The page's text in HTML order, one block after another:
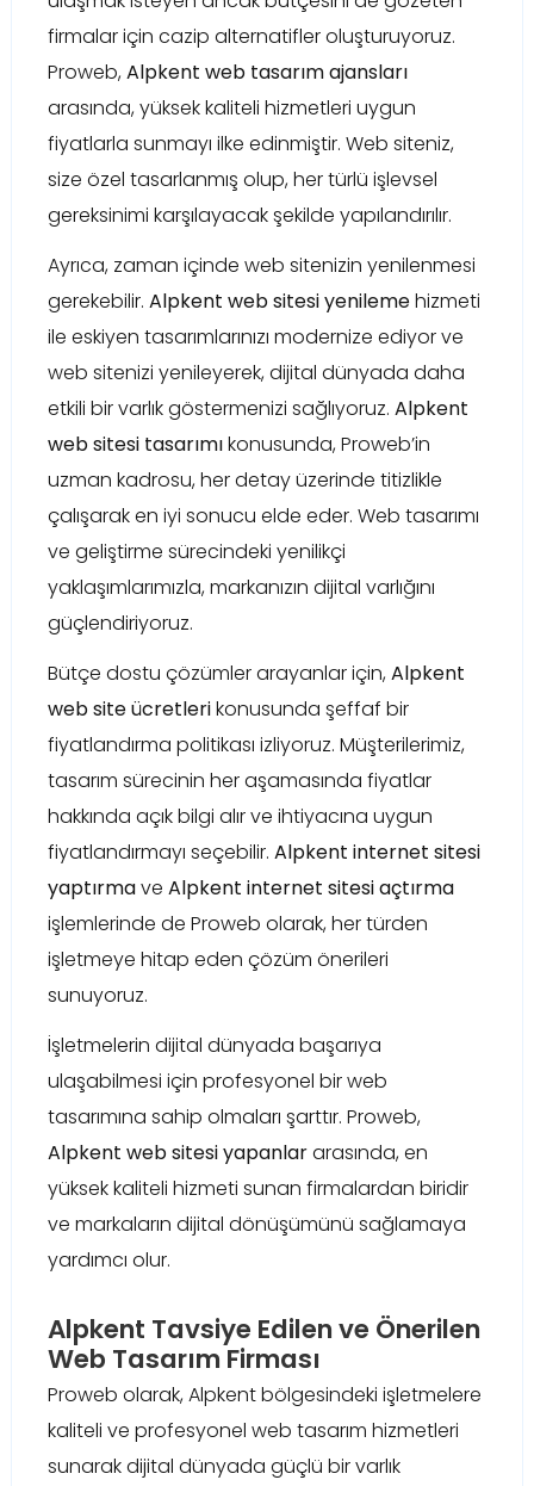
firmalar için cazip alternatifler oluşturuyoruz.
Proweb,Alpkent web tasarım ajansları
arasında, yüksek kaliteli hizmetleri uygun
fiyatlarla sunmayı ilke edinmiştir. Web siteniz,
size özel tasarlanmış olup, her türlü işlevsel
gereksinimi karşılayacak şekilde yapılandırılır.
Ayrıca, zaman içinde web sitenizin yenilenmesi
gerekebilir. Alpkent web sitesi yenilemehizmeti
ile eskiyen tasarımlarınızı modernize ediyor ve
web sitenizi yenileyerek, dijital dünyada daha
etkili bir varlık göstermenizi sağlıyoruz. Alpkent
web sitesi tasarımıkonusunda, Proweb’in
uzman kadrosu, her detay üzerinde titizlikle
çalışarak en iyi sonucu elde eder. Web tasarımı
ve geliştirme sürecindeki yenilikçi
yaklaşımlarımızla, markanızın dijital varlığını
güçlendiriyoruz.
Bütçe dostu çözümler arayanlar için,Alpkent
web site ücretlerikonusunda şeffaf bir
fiyatlandırma politikası izliyoruz. Müşterilerimiz,
tasarım sürecinin her aşamasında fiyatlar
hakkında açık bilgi alır ve ihtiyacına uygun
fiyatlandırmayı seçebilir. Alpkent internet sitesi
yaptırmave Alpkent internet sitesi açtırma
işlemlerinde de Proweb olarak, her türden
işletmeye hitap eden çözüm önerileri
sunuyoruz.
İşletmelerin dijital dünyada başarıya
ulaşabilmesi için profesyonel bir web
tasarımına sahip olmaları şarttır. Proweb,
Alpkent web sitesi yapanlararasında, en
yüksek kaliteli hizmeti sunan firmalardan biridir
ve markaların dijital dönüşümünü sağlamaya
yardımcı olur.
Alpkent Tavsiye Edilen ve Önerilen
Web Tasarım Firması
Proweb olarak, Alpkent bölgesindeki işletmelere
kaliteli ve profesyonel web tasarım hizmetleri
sunarak dijital dünyada güçlü bir varlık